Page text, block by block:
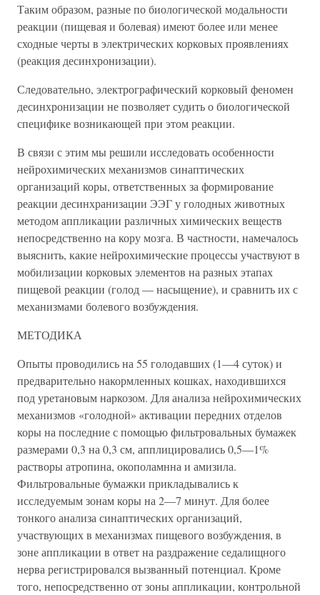
Таким образом, разные по биологической модальности
реакции (пищевая и болевая) имеют более или менее
сходные черты в электрических корковых проявлениях
(реакция десинхронизации).
Следовательно, электрографический корковый феномен
десинхронизации не позволяет судить о биологической
специфике возникающей при этом реакции.
В связи с этим мы решили исследовать особенности
нейрохимических механизмов синаптических
организаций коры, ответственных за формирование
реакции десинхранизации ЭЭГ у голодных животных
методом аппликации различных химических веществ
непосредственно на кору мозга. В частности, намечалось
выяснить, какие нейрохимические процессы участвуют в
мобилизации корковых элементов на разных этапах
пищевой реакции (голод — насыщение), и сравнить их с
механизмами болевого возбуждения.
МЕТОДИКА
Опыты проводились на 55 голодавших (1—4 суток) и
предварительно накормленных кошках, находившихся
под уретановым наркозом. Для анализа нейрохимических
механизмов «голодной» активации передних отделов
коры на последние с помощью фильтровальных бумажек
размерами 0,3 на 0,3 см, апплицировались 0,5—1%
растворы атропина, окополамнна и амизила.
Фильтровальные бумажки прикладывались к
исследуемым зонам коры на 2—7 минут. Для более
тонкого анализа синаптических организаций,
участвующих в механизмах пищевого возбуждения, в
зоне аппликации в ответ на раздражение седалищного
нерва регистрировался вызванный потенциал. Кроме
того, непосредственно от зоны аппликации, контрольной